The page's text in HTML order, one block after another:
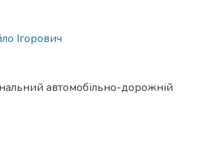
Ігорович
автомобільно-дорожній